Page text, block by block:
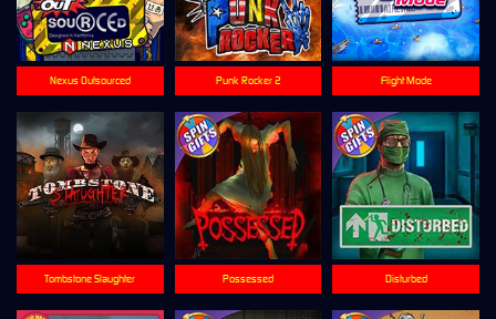
Tombstone Slaughter
Punk Rocker 2
Nexus Outsourced Flight Mode
Possessed Disturbed